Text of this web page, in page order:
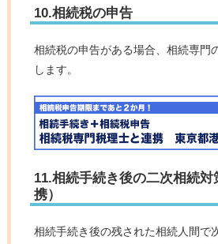
10.相続税の申告
相続税の申告がある場合、相続専門
します。
11.相続手続き後の二次相続
携）
相続手続き後の残された相続人間で